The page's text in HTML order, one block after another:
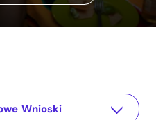
z Nowym Partnerem
lub Wnioski
Wnioski